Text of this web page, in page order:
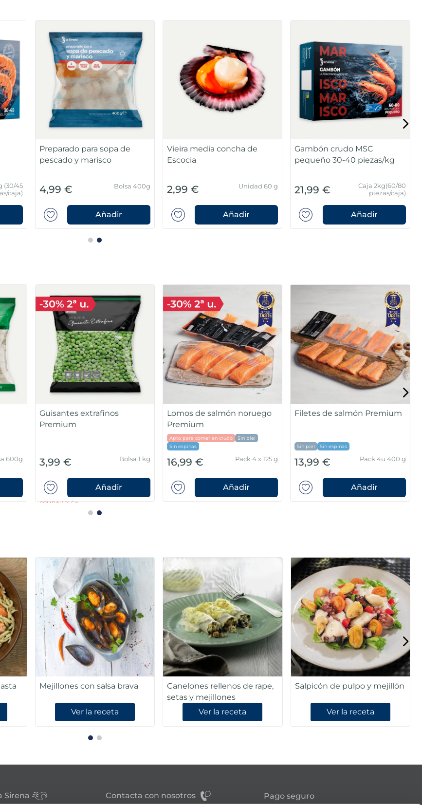
(30/45
caja)
Preparado para sopa de
pescado y marisco
4,99 € Bolsa 400g
Añadir
Vieira media concha de
Escocia
2,99 € Unidad 60 g
Añadir
Gambón crudo MSC
pequeño 30-40 piezas/kg
21,99 €
Caja 2kg(60/80
piezas/caja)
Añadir
600g
Guisantes extrafinos
Premium
3,99 €
COMBINABLE
Bolsa 1 kg
Añadir
Lomos de salmón noruego
Premium
Apto para comer en crudo
Sin piel
Sin espinas
16,99 € Pack 4 x 125 g
Añadir
Filetes de salmón Premium
Sin piel Sin espinas
13,99 € Pack 4u 400 g
Añadir
Mejillones con salsa brava
Ver la receta
Canelones rellenos de rape,
setas y mejillones
Ver la receta
Salpicón de pulpo y mejillón
Ver la receta
Sirena Contacta con nosotros Pago seguro